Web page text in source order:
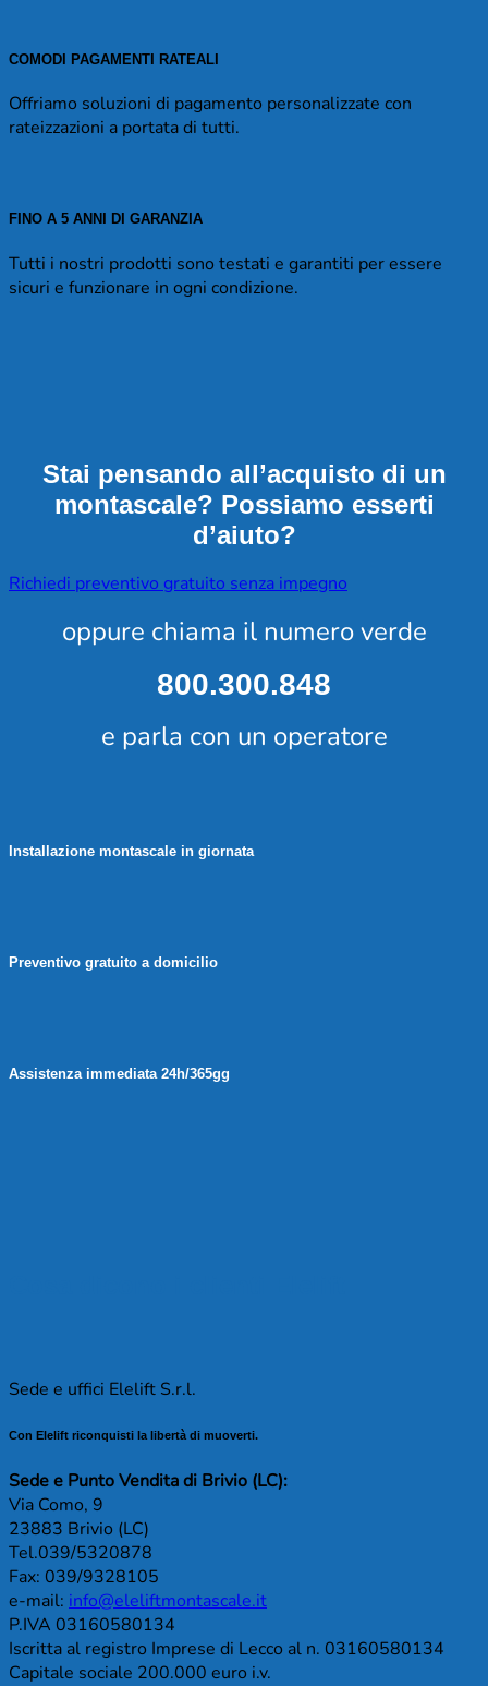
COMODI PAGAMENTI RATEALI
Offriamo soluzioni di pagamento personalizzate con
rateizzazioni a portata di tutti.
FINO A 5 ANNI DI GARANZIA
Tutti i nostri prodotti sono testati e garantiti per essere
sicuri e funzionare in ogni condizione.
Stai pensando all’acquisto di un
montascale? Possiamo esserti
d’aiuto?
Richiedi preventivo gratuito senza impegno
oppure chiama il numero verde
800.300.848
e parla con un operatore
Installazione montascale in giornata
Preventivo gratuito a domicilio
Assistenza immediata 24h/365gg
Sede e uffici Elelift S.r.l.
Con Elelift riconquisti la libertà di muoverti.
Sede e Punto Vendita di Brivio (LC):
Via Como, 9
23883 Brivio (LC)
Tel.039/5320878
Fax: 039/9328105
e-mail: info@eleliftmontascale.it
P.IVA 03160580134
Iscritta al registro Imprese di Lecco al n. 03160580134
Capitale sociale 200.000 euro i.v.